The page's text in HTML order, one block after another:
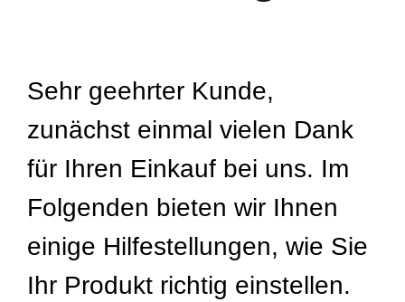
Sehr geehrter Kunde,
zunächst einmal vielen Dank
für Ihren Einkauf bei uns. Im
Folgenden bieten wir Ihnen
einige Hilfestellungen, wie Sie
Ihr Produkt richtig einstellen.